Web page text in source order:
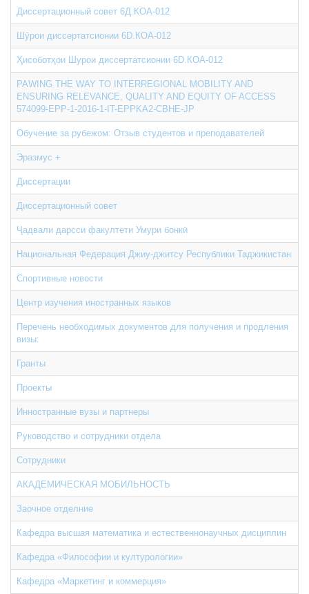
Диссертационный совет 6Д.КОА-012
Шȳрои диссертатсионии 6D.КОА-012
Ҳисоботҳои Шурои диссертатсионии 6D.КОА-012
PAWING THE WAY TO INTERREGIONAL MOBILITY AND
ENSURING RELEVANCE, QUALITY AND EQUITY OF ACCESS
574099-EPP-1-2016-1-IT-EPPKA2-CBHE-JP
Обучение за рубежом: Отзыв студентов и преподавателей
Эразмус +
Диссертации
Диссертационный совет
Ҷадвали дарсси факултети Умури бонкӣ
Национальная Федерация Джиу-джитсу Республики Таджикистан
Спортивные новости
Центр изучения иностранных языков
Перечень необходимых документов для получения и продления
визы:
Гранты
Проекты
Инностранные вузы и партнеры
Руководство и сотрудники отдела
Сотрудники
АКАДЕМИЧЕСКАЯ МОБИЛЬНОСТЬ
Заочное отделние
Кафедра высшая математика и естественнонаучных дисциплин
Кафедра «Философии и културологии»
Кафедра «Маркетинг и коммерция»